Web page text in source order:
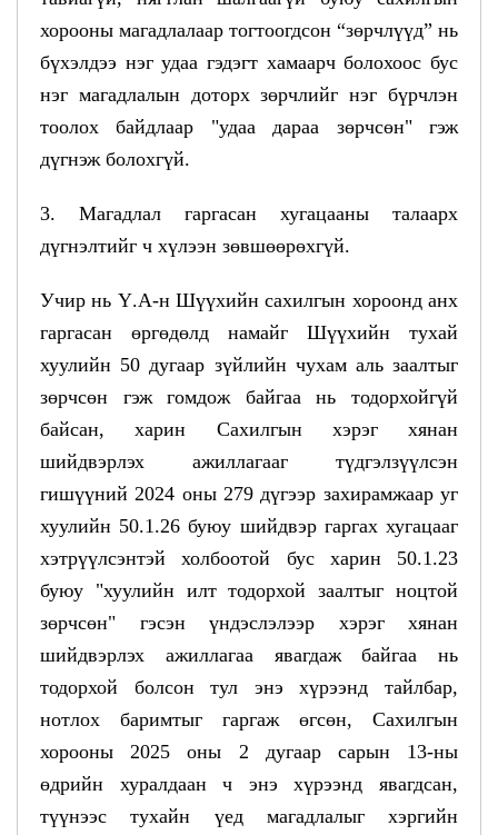
хорооны магадлалаар тогтоогдсон “зөрчлүүд” нь
бүхэлдээ нэг удаа гэдэгт хамаарч болохоос бус
нэг магадлалын доторх зөрчлийг нэг бүрчлэн
тоолох байдлаар "удаа дараа зөрчсөн" гэж
дүгнэж болохгүй.
3. Магадлал гаргасан хугацааны талаарх
дүгнэлтийг ч хүлээн зөвшөөрөхгүй.
Учир нь Ү.А-н Шүүхийн сахилгын хороонд анх
гаргасан өргөдөлд намайг Шүүхийн тухай
хуулийн 50 дугаар зүйлийн чухам аль заалтыг
зөрчсөн гэж гомдож байгаа нь тодорхойгүй
байсан, харин Сахилгын хэрэг хянан
шийдвэрлэх ажиллагааг түдгэлзүүлсэн
гишүүний 2024 оны 279 дүгээр захирамжаар уг
хуулийн 50.1.26 буюу шийдвэр гаргах хугацааг
хэтрүүлсэнтэй холбоотой бус харин 50.1.23
буюу "хуулийн илт тодорхой заалтыг ноцтой
зөрчсөн" гэсэн үндэслэлээр хэрэг хянан
шийдвэрлэх ажиллагаа явагдаж байгаа нь
тодорхой болсон тул энэ хүрээнд тайлбар,
нотлох баримтыг гаргаж өгсөн, Сахилгын
хорооны 2025 оны 2 дугаар сарын 13-ны
өдрийн хуралдаан ч энэ хүрээнд явагдсан,
түүнээс тухайн үед магадлалыг хэргийн